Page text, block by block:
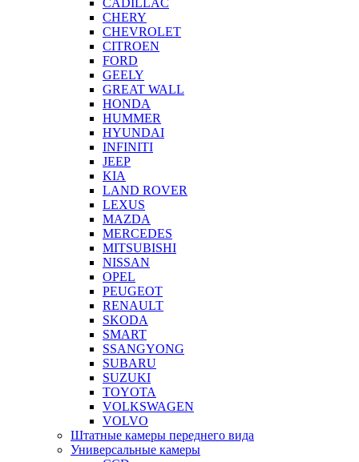
CADILLAC
CHERY
CHEVROLET
CITROEN
FORD
GEELY
GREAT WALL
HONDA
HUMMER
HYUNDAI
INFINITI
JEEP
KIA
LAND ROVER
LEXUS
MAZDA
MERCEDES
MITSUBISHI
NISSAN
OPEL
PEUGEOT
RENAULT
SKODA
SMART
SSANGYONG
SUBARU
SUZUKI
TOYOTA
VOLKSWAGEN
VOLVO
Штатные камеры переднего вида
Универсальные камеры